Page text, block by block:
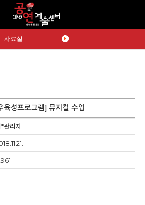
자료실
육성프로그램] 뮤지컬 수업
*관리자